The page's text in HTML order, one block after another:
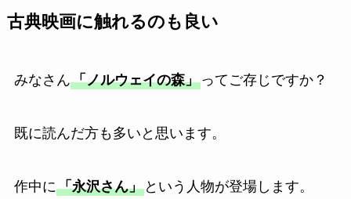
古典映画に触れるのも良い
みなさん「ノルウェイの森」ってご存じですか？
既に読んだ方も多いと思います。
作中に「永沢さん」という人物が登場します。